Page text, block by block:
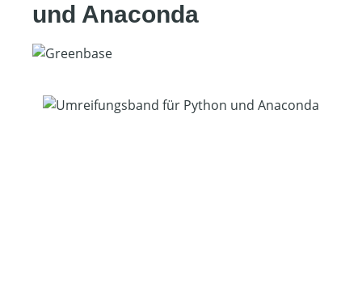
und Anaconda
Bildergalerie überspringen